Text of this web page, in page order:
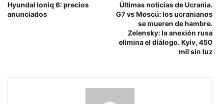
Hyundai Ioniq 6: precios
anunciados
Últimas noticias de Ucrania.
G7 vs Moscú: los ucranianos
se mueren de hambre.
Zelensky: la anexión rusa
elimina el diálogo. Kyiv, 450
mil sin luz